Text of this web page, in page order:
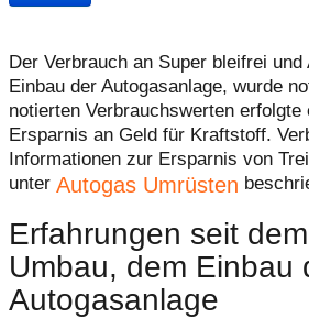
Der Verbrauch an Super bleifrei
Einbau der Autogasanlage, wurde
notierten Verbrauchswerten erfolgte
Ersparnis an Geld für Kraftstoff.
Informationen zur Ersparnis von
unter Autogas Umrüsten
Erfahrungen seit
Umbau, dem Einbau
Autogasanlage